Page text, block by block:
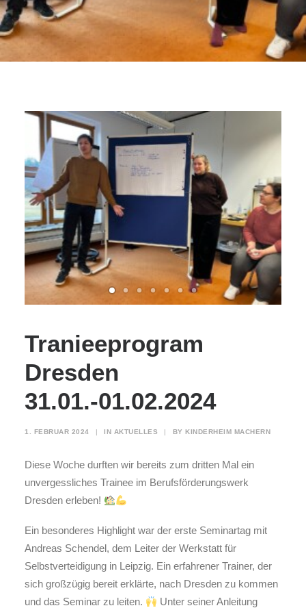
KONTAKT
IMPRESSUM
COOKIE-RICHTLINIE (EU)
Tranieeprogram
Dresden
31.01.-01.02.2024
1. FEBRUAR 2024 | IN AKTUELLES | BY KINDERHEIM MACHERN
Diese Woche durften wir bereits zum dritten Mal ein
unvergessliches Trainee im Berufsförderungswerk
Dresden erleben!
Ein besonderes Highlight war der erste Seminartag mit
Andreas Schendel, dem Leiter der Werkstatt für
Selbstverteidigung in Leipzig. Ein erfahrener Trainer, der
sich großzügig bereit erklärte, nach Dresden zu kommen
und das Seminar zu leiten.
Unter seiner Anleitung